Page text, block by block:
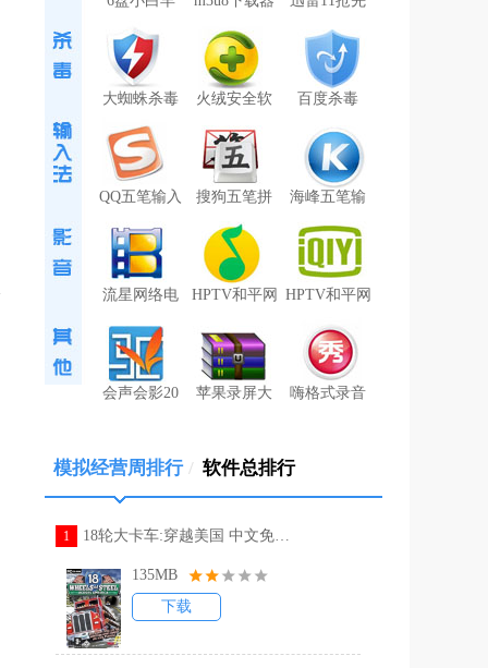
大蜘蛛杀毒 火绒安全软 百度杀毒
QQ五笔输入 搜狗五笔拼 海峰五笔输
流星网络电 HPTV和平网 HPTV和平网
会声会影20 苹果录屏大 嗨格式录音
模拟经营周排行 / 软件总排行
1 18轮大卡车:穿越美国 中文免安装版
135MB
下载